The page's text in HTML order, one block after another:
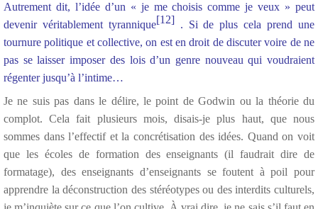
Autrement dit, l’idée d’un « je me choisis comme je veux » peut
devenir véritablement tyrannique[12]. Si de plus cela prend une
tournure politique et collective, on est en droit de discuter voire de ne
pas se laisser imposer des lois d’un genre nouveau qui voudraient
régenter jusqu’à l’intime…
Je ne suis pas dans le délire, le point de Godwin ou la théorie du
complot. Cela fait plusieurs mois, disais-je plus haut, que nous
sommes dans l’effectif et la concrétisation des idées. Quand on voit
que les écoles de formation des enseignants (il faudrait dire de
formatage), des enseignants d’enseignants se foutent à poil pour
apprendre la déconstruction des stéréotypes ou des interdits culturels,